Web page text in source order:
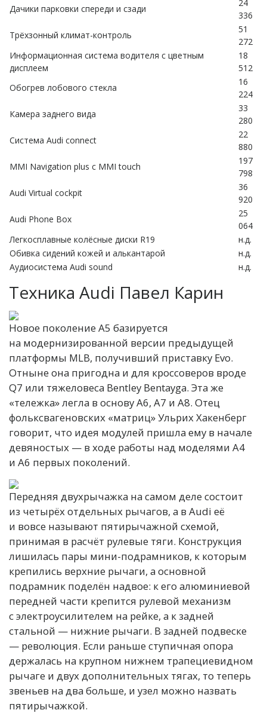
Дачики парковки спереди и сзади
24
336
Трёхзонный климат-контроль
51
272
Информационная система водителя с цветным
дисплеем
18
512
Обогрев лобового стекла
16
224
Камера заднего вида
33
280
Система Audi connect
22
880
MMI Navigation plus с MMI touch
197
798
Audi Virtual cockpit
36
920
Audi Phone Box
25
064
Легкосплавные колёсные диски R19
н.д.
Обивка сидений кожей и алькантарой
н.д.
Аудиосистема Audi sound
н.д.
Техника Audi Павел Карин
Новое поколение А5 базируется
на модернизированной версии предыдущей
платформы MLB, получивший приставку Evo.
Отныне она пригодна и для кроссоверов вроде
Q7 или тяжеловеса Bentley Bentayga. Эта же
«тележка» легла в основу А6, A7 и А8. Отец
фольксвагеновских «матриц» Ульрих Хакенберг
говорит, что идея модулей пришла ему в начале
девяностых — в ходе работы над моделями А4
и А6 первых поколений.
Передняя двухрычажка на самом деле состоит
из четырёх отдельных рычагов, а в Audi её
и вовсе называют пятирычажной схемой,
принимая в расчёт рулевые тяги. Конструкция
лишилась пары мини-подрамников, к которым
крепились верхние рычаги, а основной
подрамник поделён надвое: к его алюминиевой
передней части крепится рулевой механизм
с электроусилителем на рейке, а к задней
стальной — нижние рычаги. В задней подвеске
— революция. Если раньше ступичная опора
держалась на крупном нижнем трапециевидном
рычаге и двух дополнительных тягах, то теперь
звеньев на два больше, и узел можно назвать
пятирычажкой.